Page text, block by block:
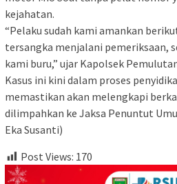
kejahatan.
“Pelaku sudah kami amankan
tersangka menjalani pemeriksaan,
kami buru,” ujar Kapolsek
Kasus ini kini dalam proses
memastikan akan melengkapi
dilimpahkan ke Jaksa Penuntut
Eka Susanti)
Post Views: 170